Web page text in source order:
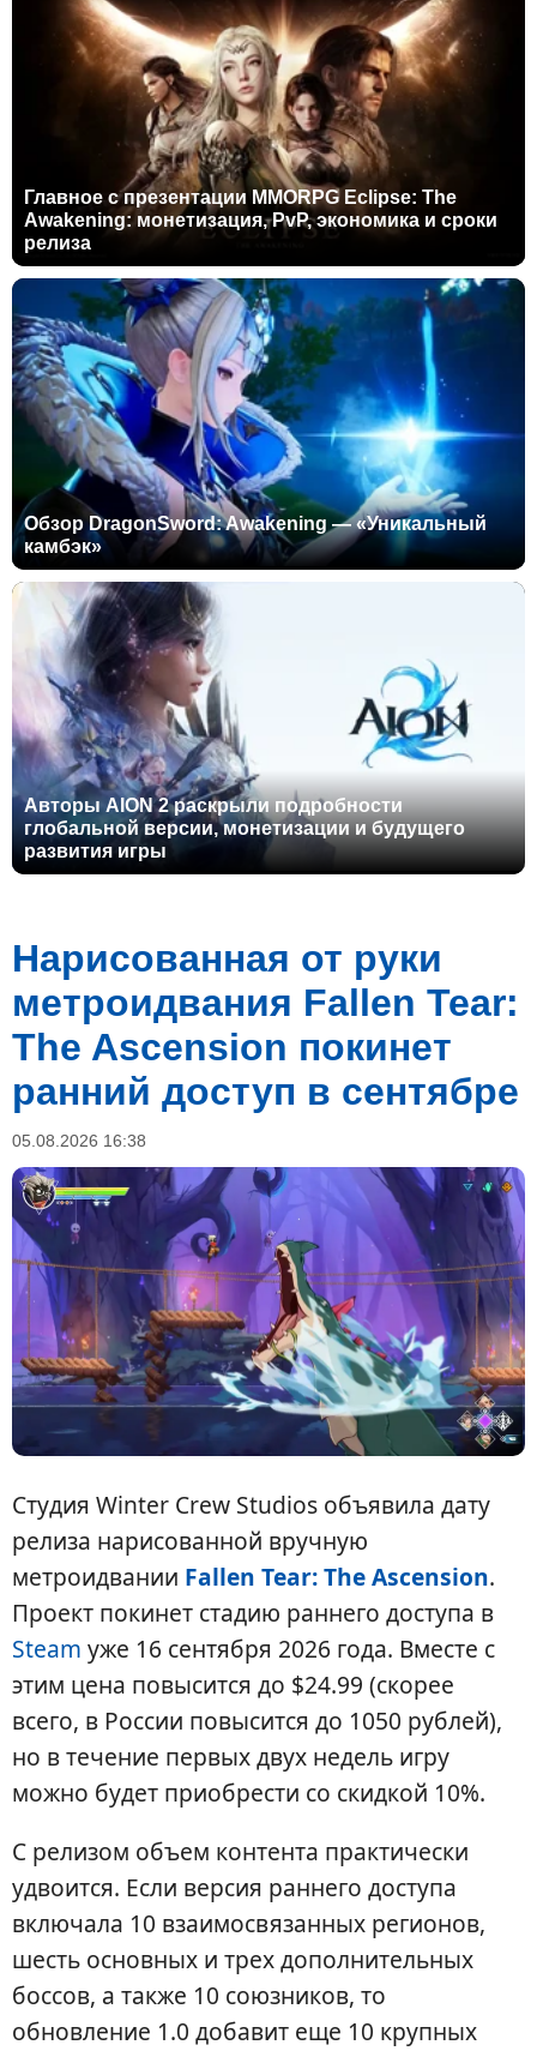
Главное с презентации MMORPG Eclipse: The
Awakening: монетизация, PvP, экономика и сроки
релиза
Обзор DragonSword: Awakening — «Уникальный
камбэк»
Авторы AION 2 раскрыли подробности
глобальной версии, монетизации и будущего
развития игры
Нарисованная от руки
метроидвания Fallen Tear:
The Ascension покинет
ранний доступ в сентябре
05.08.2026 16:38
Студия Winter Crew Studios объявила дату
релиза нарисованной вручную
метроидвании Fallen Tear: The Ascension.
Проект покинет стадию раннего доступа в
Steam уже 16 сентября 2026 года. Вместе с
этим цена повысится до $24.99 (скорее
всего, в России повысится до 1050 рублей),
но в течение первых двух недель игру
можно будет приобрести со скидкой 10%.
С релизом объем контента практически
удвоится. Если версия раннего доступа
включала 10 взаимосвязанных регионов,
шесть основных и трех дополнительных
боссов, а также 10 союзников, то
обновление 1.0 добавит еще 10 крупных